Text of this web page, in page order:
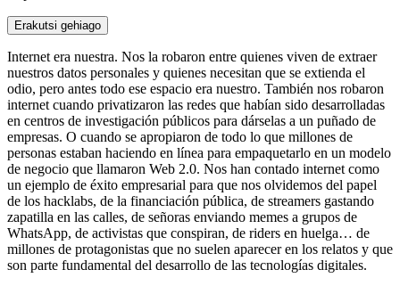
Erakutsi gehiago
Internet era nuestra. Nos la robaron entre quienes viven de extraer
nuestros datos personales y quienes necesitan que se extienda el
odio, pero antes todo ese espacio era nuestro. También nos robaron
internet cuando privatizaron las redes que habían sido desarrolladas
en centros de investigación públicos para dárselas a un puñado de
empresas. O cuando se apropiaron de todo lo que millones de
personas estaban haciendo en línea para empaquetarlo en un modelo
de negocio que llamaron Web 2.0. Nos han contado internet como
un ejemplo de éxito empresarial para que nos olvidemos del papel
de los hacklabs, de la financiación pública, de streamers gastando
zapatilla en las calles, de señoras enviando memes a grupos de
WhatsApp, de activistas que conspiran, de riders en huelga… de
millones de protagonistas que no suelen aparecer en los relatos y que
son parte fundamental del desarrollo de las tecnologías digitales.